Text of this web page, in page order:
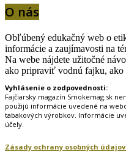
O nás
Obľúbený edukačný web o
informácie a zaujímavosti na
Na webe nájdete užitočné
ako pripraviť vodnú fajku, ako
Vyhlásenie o zodpovednosti:
Fajčiarsky magazín Smokemag.sk
použijú informácie uvedené na
tabakových výrobkov. Informácie
účely.
Zásady ochrany osobných